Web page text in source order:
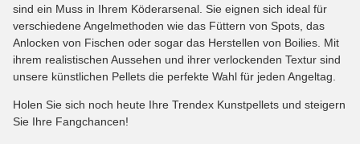
sind ein Muss in Ihrem Köderarsenal. Sie eignen sich ideal für
verschiedene Angelmethoden wie das Füttern von Spots, das
Anlocken von Fischen oder sogar das Herstellen von Boilies. Mit
ihrem realistischen Aussehen und ihrer verlockenden Textur sind
unsere künstlichen Pellets die perfekte Wahl für jeden Angeltag.
Holen Sie sich noch heute Ihre Trendex Kunstpellets und steigern
Sie Ihre Fangchancen!